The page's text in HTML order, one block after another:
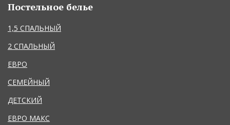
Постельное белье
1,5 СПАЛЬНЫЙ
2 СПАЛЬНЫЙ
ЕВРО
СЕМЕЙНЫЙ
ДЕТСКИЙ
ЕВРО МАКС